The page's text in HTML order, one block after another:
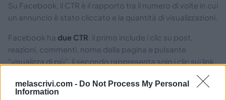
melascrivi.com - Do Not Process My Personal
Information
Su Facebook, il CTR è il rapporto tra il numero di volte in cui
un annuncio è stato cliccato e la quantità di visualizzazioni.
Facebook ha due CTR: il primo include i clic su post,
reazioni, commenti, nome della pagina e pulsante
"visualizza di più", il secondo rappresenta solo i clic sui link.
Il CTR medio per gli annunci di Facebook è compreso tra
0,90 e 1,33%. Un buon CTR, invece, va dal 2 al 5%.